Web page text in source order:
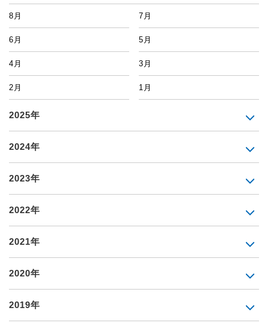
8月 7月
6月 5月
4月 3月
2月 1月
2025年
2024年
2023年
2022年
2021年
2020年
2019年